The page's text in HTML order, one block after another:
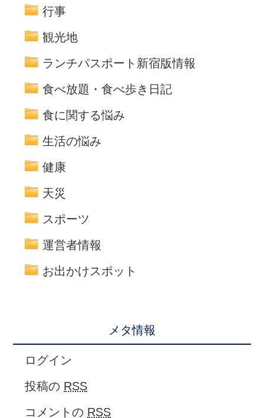
行事
観光地
ランチパスポート新宿版情報
食べ放題・食べ歩き日記
食に関する悩み
生活の悩み
健康
天災
スポーツ
運営者情報
お出かけスポット
メタ情報
ログイン
投稿の RSS
コメントの RSS